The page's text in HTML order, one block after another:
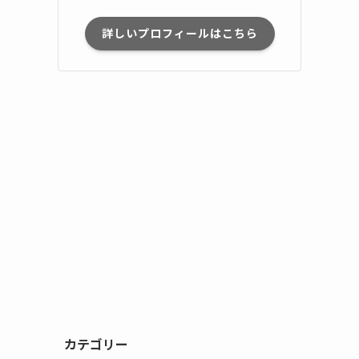
詳しいプロフィールはこちら
カテゴリー